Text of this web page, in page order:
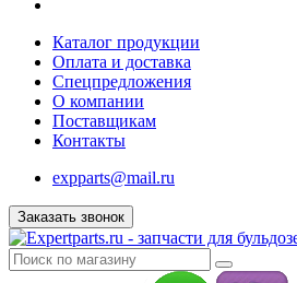
Каталог продукции
Оплата и доставка
Спецпредложения
О компании
Поставщикам
Контакты
expparts@mail.ru
Заказать звонок